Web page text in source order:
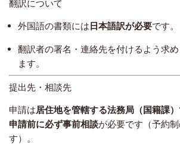
翻訳について
外国語の書類には日本語訳が必要です。
翻訳者の署名・連絡先を付けるよう求
ます。
提出先・相談先
申請は居住地を管轄する法務局（国籍課）
申請前に必ず事前相談が必要です（予約
す）。